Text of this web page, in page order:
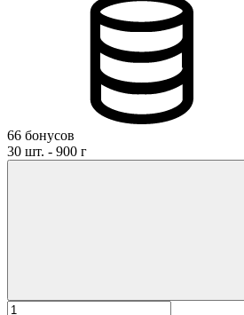
66 бонусов
30 шт. - 900 г